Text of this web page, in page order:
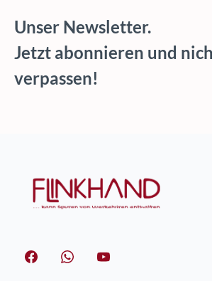
Unser Newsletter.
Jetzt abonnieren und
verpassen!